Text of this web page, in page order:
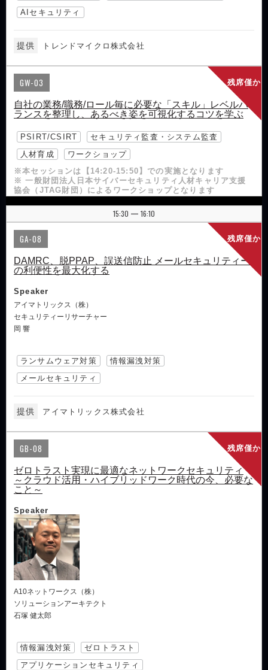
AIセキュリティ
提供 トレンドマイクロ株式会社
残席僅か
GW-03
自社の業務/職務/ロール毎に必要な「スキル」レベルバ
ランスを整理し、あるべき姿を可視化するコツを学ぶ
PSIRT/CSIRT
セキュリティ監査・システム監査
人材育成
ワークショップ
※本セッションは【14:20-15:50】での実施となります
※ 一般財団法人日本サイバーセキュリティ人材キャリア支援
協会（JTAG財団）によるワークショップとなります
15:30 | 16:10
残席僅か
GA-08
DAMRC、脱PPAP、誤送信防止 メールセキュリティー
の利便性を最大化する
Speaker
アイマトリックス（株）
セキュリティーリサーチャー
岡 響
ランサムウェア対策
情報漏洩対策
メールセキュリティ
提供 アイマトリックス株式会社
残席僅か
GB-08
ゼロトラスト実現に最適なネットワークセキュリティ
～クラウド活用・ハイブリッドワーク時代の今、必要な
こと～
Speaker
A10ネットワークス（株）
ソリューションアーキテクト
石塚 健太郎
情報漏洩対策
ゼロトラスト
アプリケーションセキュリティ